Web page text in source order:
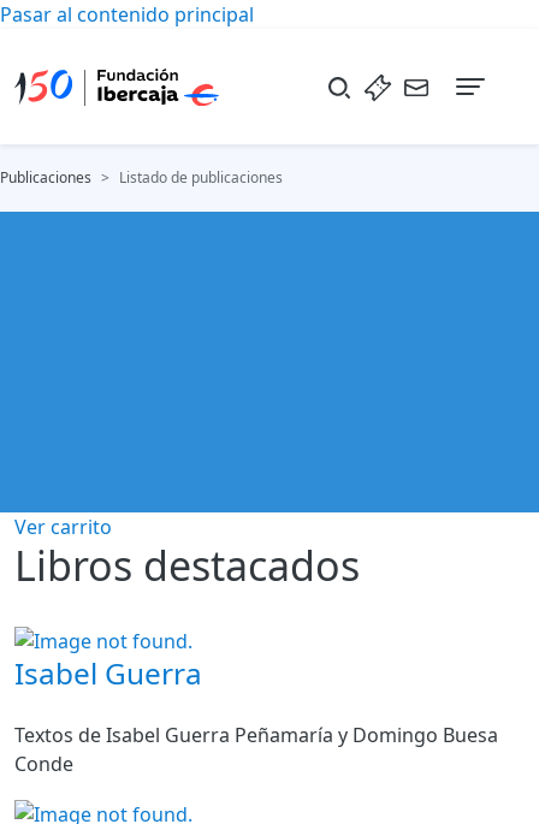
Pasar al contenido principal
Publicaciones Listado de publicaciones
Ver carrito
Libros destacados
Isabel Guerra
Textos de Isabel Guerra Peñamaría y Domingo Buesa
Conde